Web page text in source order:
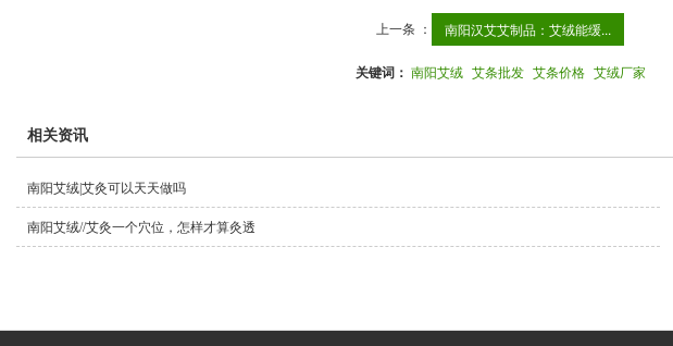
上一条 ： 南阳汉艾艾制品：艾绒能缓...
关键词： 南阳艾绒 艾条批发 艾条价格 艾绒厂家
相关资讯
南阳艾绒|艾灸可以天天做吗
南阳艾绒//艾灸一个穴位，怎样才算灸透